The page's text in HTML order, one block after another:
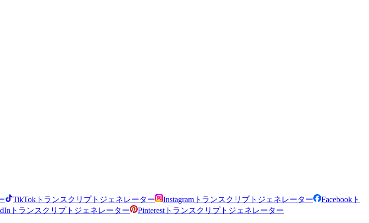
TikTokトランスクリプトジェネレーター Instagramトランスクリプトジェネレーター
Facebookト
トランスクリプトジェネレーター Pinterestトランスクリプトジェネレーター